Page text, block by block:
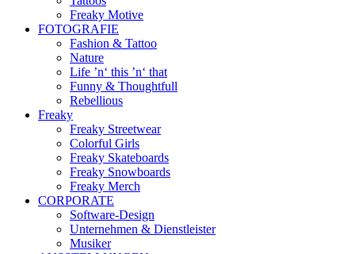
Freaky Motive
FOTOGRAFIE
Fashion & Tattoo
Nature
Life ’n‘ this ’n‘ that
Funny & Thoughtfull
Rebellious
Freaky
Freaky Streetwear
Colorful Girls
Freaky Skateboards
Freaky Snowboards
Freaky Merch
CORPORATE
Software-Design
Unternehmen & Dienstleister
Musiker